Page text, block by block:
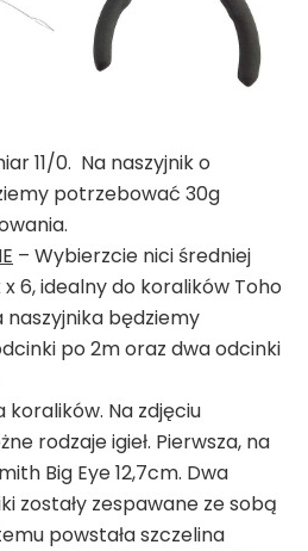
11/0. Na naszyjnik o
potrzebować 30g
– Wybierzcie nici średniej
6, idealny do koralików Toho
naszyjnika będziemy
po 2m oraz dwa odcinki
koralików. Na zdjęciu
rodzaje igieł. Pierwsza, na
Big Eye 12,7cm. Dwa
zostały zespawane ze sobą
powstała szczelina